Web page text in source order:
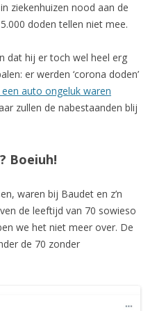
ziekenhuizen nood aan de
doden tellen niet mee.
dat hij er toch wel heel erg
er werden ‘corona doden’
auto ongeluk waren
zullen de nabestaanden blij
Boeiuh!
waren bij Baudet en z’n
de leeftijd van 70 sowieso
we het niet meer over. De
de 70 zonder